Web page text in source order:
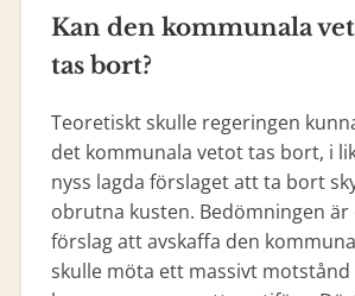
Kan den kommunala
tas bort?
Teoretiskt skulle regeringen
det kommunala vetot tas bort, i
nyss lagda förslaget att ta bort
obrutna kusten. Bedömningen
förslag att avskaffa den
skulle möta ett massivt